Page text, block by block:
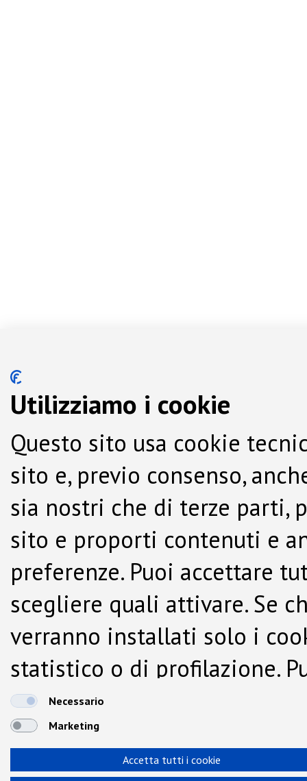
Utilizziamo i cookie
Questo sito usa cookie
sito e, previo consenso,
sia nostri che di terze parti,
sito e proporti contenuti e
preferenze. Puoi accettare
scegliere quali attivare. Se
verranno installati solo i
statistico o di profilazione.
dalla Cookie Policy.
Necessario
Marketing
Accetta tutti i cookie